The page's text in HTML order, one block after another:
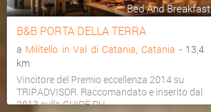
Bed And Breakfast
B&B PORTA DELLA TERRA
a Militello in Val di Catania, Catania - 13,4
km
Vincitore del Premio eccellenza 2014 su
TRIPADVISOR. Raccomandato e inserito dal
2013 sulla GUIDE DU...